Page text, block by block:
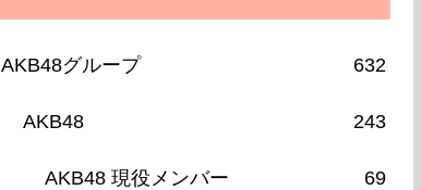
AKB48グループ 632
AKB48 243
AKB48 現役メンバー 69